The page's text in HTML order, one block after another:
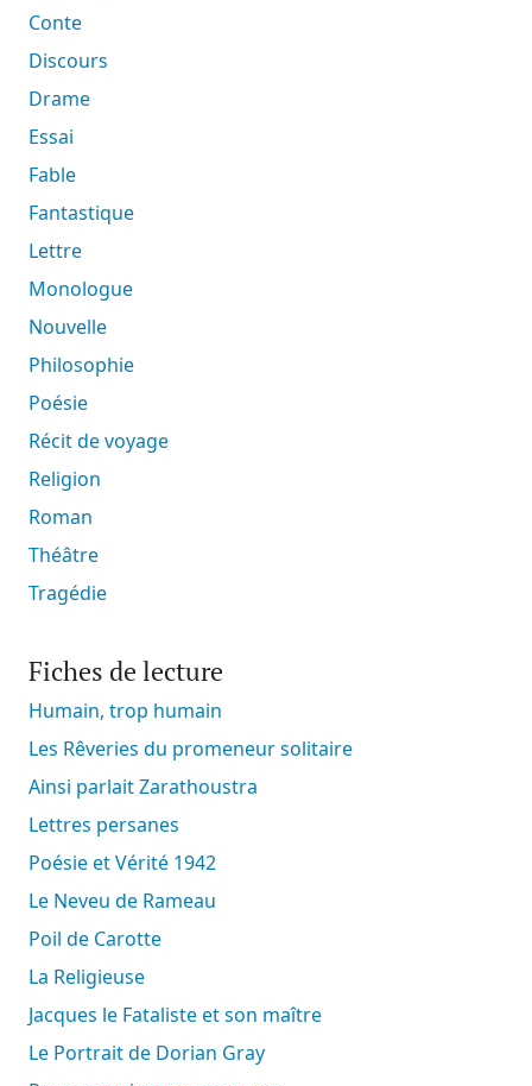
Conte
Discours
Drame
Essai
Fable
Fantastique
Lettre
Monologue
Nouvelle
Philosophie
Poésie
Récit de voyage
Religion
Roman
Théâtre
Tragédie
Fiches de lecture
Humain, trop humain
Les Rêveries du promeneur solitaire
Ainsi parlait Zarathoustra
Lettres persanes
Poésie et Vérité 1942
Le Neveu de Rameau
Poil de Carotte
La Religieuse
Jacques le Fataliste et son maître
Le Portrait de Dorian Gray